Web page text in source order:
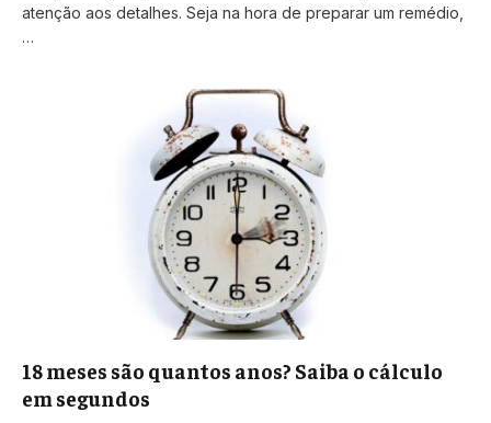
atenção aos detalhes. Seja na hora de preparar um remédio,
…
18 meses são quantos anos? Saiba o cálculo
em segundos